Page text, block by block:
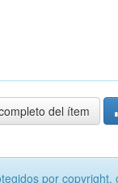
del ítem
por